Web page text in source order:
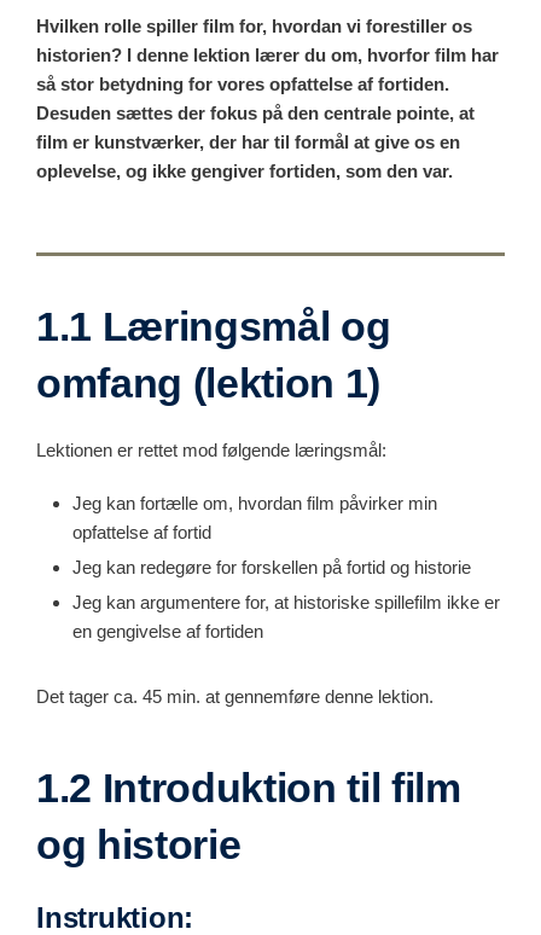
Hvilken rolle spiller film for, hvordan vi forestiller os
historien? I denne lektion lærer du om, hvorfor film har
så stor betydning for vores opfattelse af fortiden.
Desuden sættes der fokus på den centrale pointe, at
film er kunstværker, der har til formål at give os en
oplevelse, og ikke gengiver fortiden, som den var.
1.1 Læringsmål og
omfang (lektion 1)
Lektionen er rettet mod følgende læringsmål:
Jeg kan fortælle om, hvordan film påvirker min
opfattelse af fortid
Jeg kan redegøre for forskellen på fortid og historie
Jeg kan argumentere for, at historiske spillefilm ikke er
en gengivelse af fortiden
Det tager ca. 45 min. at gennemføre denne lektion.
1.2 Introduktion til film
og historie
Instruktion: